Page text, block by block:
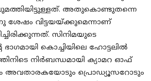
അതുകൊണ്ടുതന്നെ
ശേഷം വിട്ടയയ്ക്കുമെന്നാണ്
സിനിമയുടെ
ഭാഗമായി കൊച്ചിയിലെ ഹോട്ടലിൽ
നിർബന്ധമായി ക്യാമറ ഓഫ്
അവതാരകയോടും പ്രൊഡ്യൂസറോടും